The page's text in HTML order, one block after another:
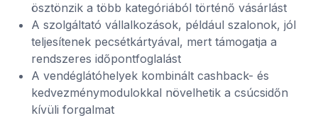
ösztönzik a több kategóriából történő vásárlást
A szolgáltató vállalkozások, például szalonok, jól
teljesítenek pecsétkártyával, mert támogatja a
rendszeres időpontfoglalást
A vendéglátóhelyek kombinált cashback- és
kedvezménymodulokkal növelhetik a csúcsidőn
kívüli forgalmat